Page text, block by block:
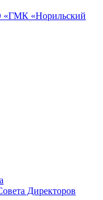
«ГМК «Норильский
Директоров